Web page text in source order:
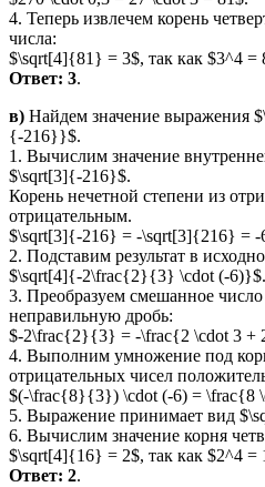
4. Теперь извлечем корень
числа:
$\sqrt[4]{81} = 3$, так как $3^4 =
Ответ: 3.
в) Найдем значение выражения
{-216}}$.
1. Вычислим значение
$\sqrt[3]{-216}$.
Корень нечетной степени из
отрицательным.
$\sqrt[3]{-216} = -\sqrt[3]{216} = -
2. Подставим результат в
$\sqrt[4]{-2\frac{2}{3} \cdot (-6)}$.
3. Преобразуем смешанное
неправильную дробь:
$-2\frac{2}{3} = -\frac{2 \cdot 3
4. Выполним умножение под
отрицательных чисел
$(-\frac{8}{3}) \cdot (-6) = \frac{8
5. Выражение принимает вид
6. Вычислим значение корня
$\sqrt[4]{16} = 2$, так как $2^4 =
Ответ: 2.